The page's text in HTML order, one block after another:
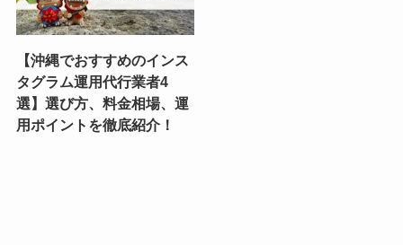
【沖縄でおすすめのインス
タグラム運用代行業者4
選】選び方、料金相場、運
用ポイントを徹底紹介！